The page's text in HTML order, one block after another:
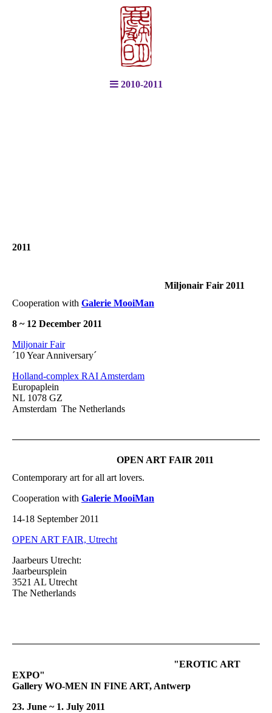
2010-2011
2011
Miljonair Fair 2011
Cooperation with Galerie MooiMan
8 ~ 12 December 2011
Miljonair Fair
´10 Year Anniversary´
Holland-complex RAI Amsterdam
Europaplein
NL 1078 GZ
Amsterdam The Netherlands
OPEN ART FAIR 2011
Contemporary art for all art lovers.
Cooperation with Galerie MooiMan
14-18 September 2011
OPEN ART FAIR, Utrecht
Jaarbeurs Utrecht:
Jaarbeursplein
3521 AL Utrecht
The Netherlands
"EROTIC ART
EXPO"
Gallery WO-MEN IN FINE ART, Antwerp
23. June ~ 1. July 2011